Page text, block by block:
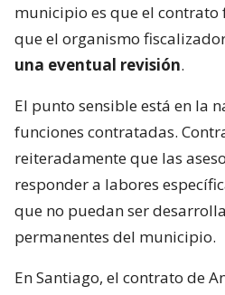
municipio es que el
que el organismo
una eventual revisión.
El punto sensible está en la
funciones contratadas.
reiteradamente que las
responder a labores
que no puedan ser
permanentes del municipio.
En Santiago, el contrato de